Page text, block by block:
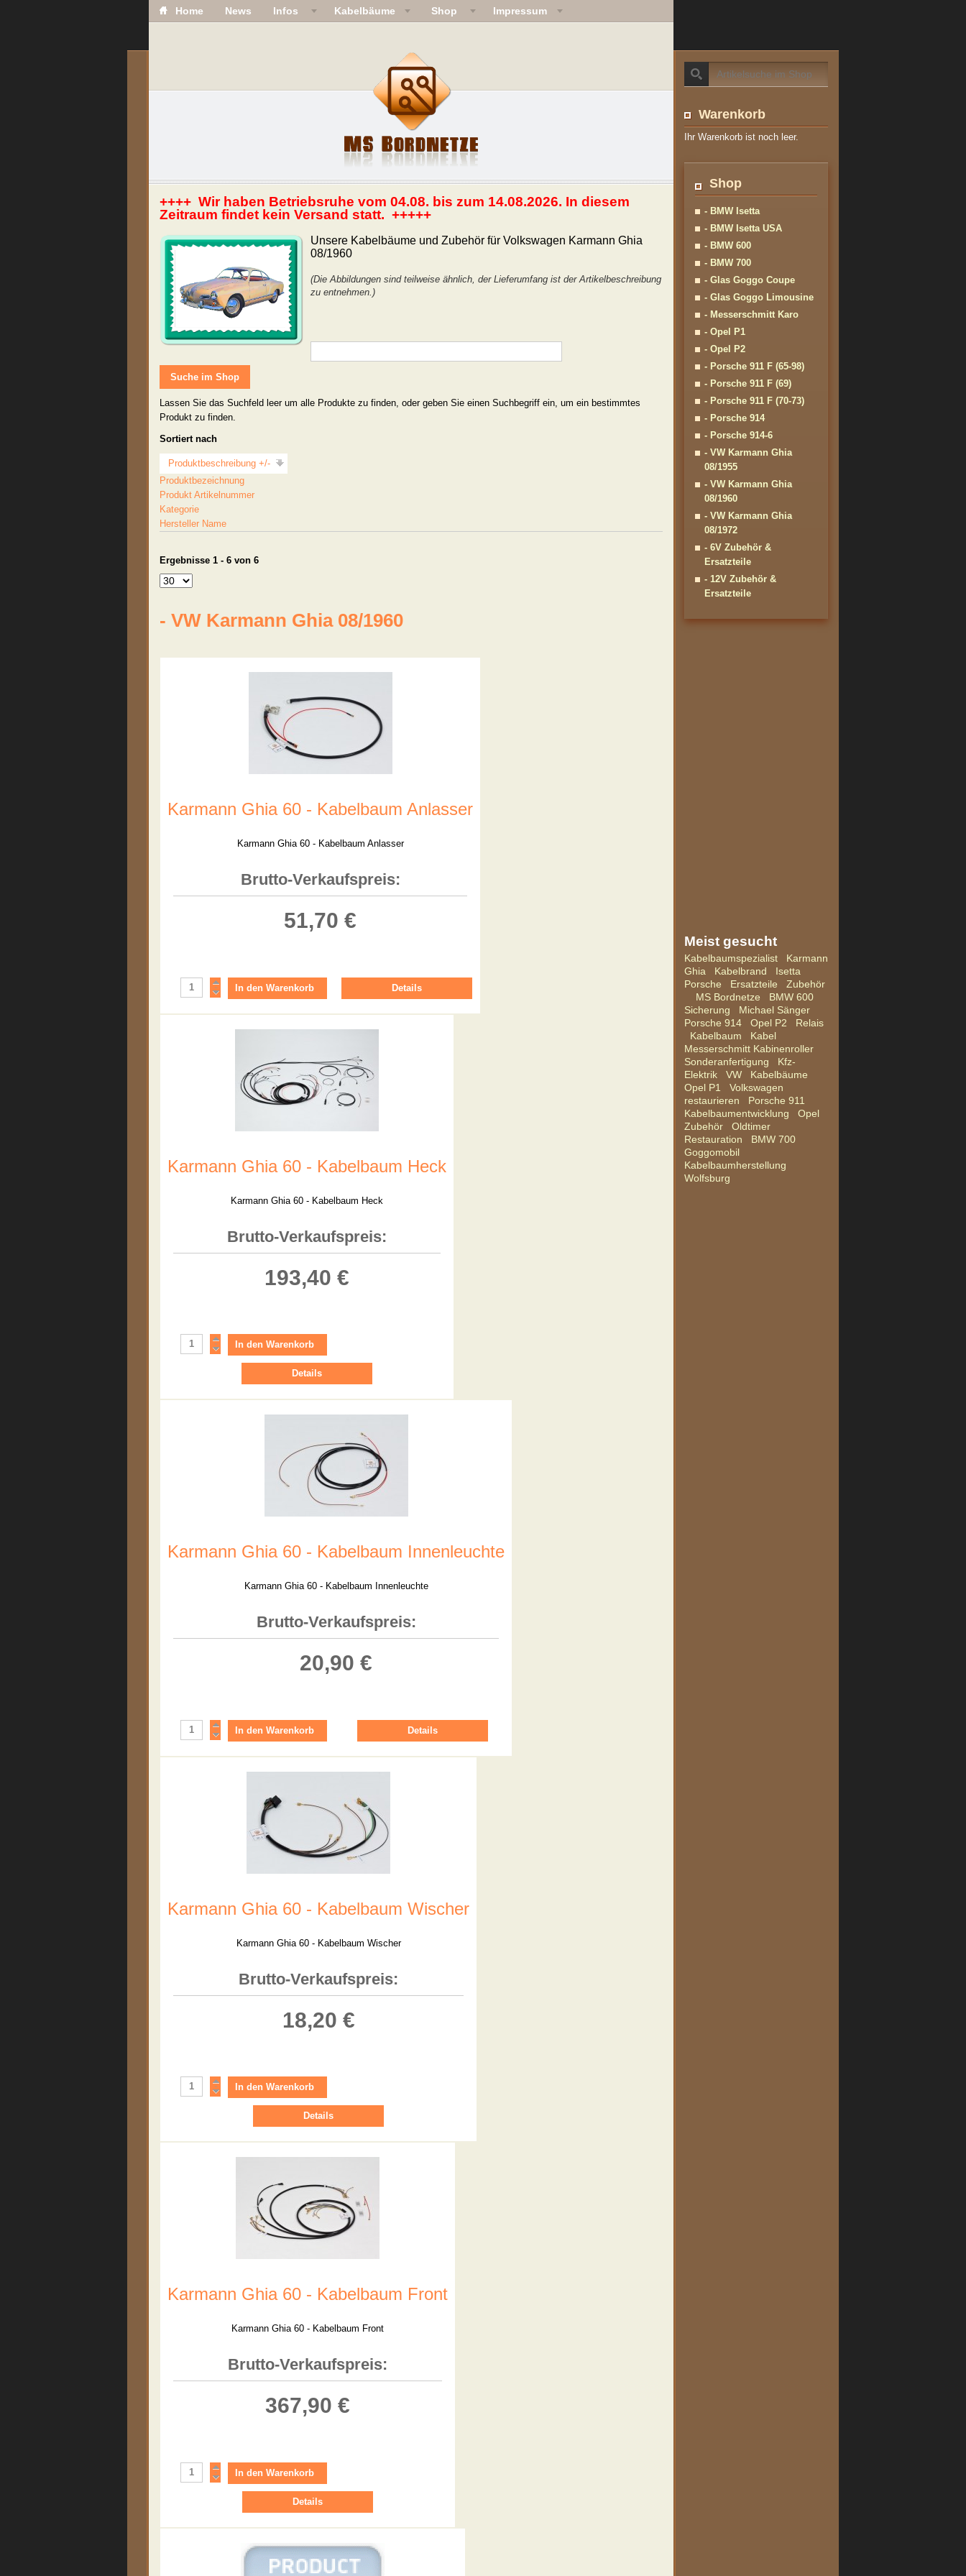
Home News Infos Kabelbäume Shop Impressum
++++ Wir haben Betriebsruhe vom 04.08. bis zum 14.08.2026. In diesem
Zeitraum findet kein Versand statt. +++++
Unsere Kabelbäume und Zubehör für Volkswagen Karmann Ghia
08/1960
(Die Abbildungen sind teilweise ähnlich, der Lieferumfang ist der Artikelbeschreibung
zu entnehmen.)
Lassen Sie das Suchfeld leer um alle Produkte zu finden, oder geben Sie einen Suchbegriff ein, um ein bestimmtes
Produkt zu finden.
Sortiert nach
Produktbeschreibung +/-
Produktbezeichnung
Produkt Artikelnummer
Kategorie
Hersteller Name
Ergebnisse 1 - 6 von 6
- VW Karmann Ghia 08/1960
Karmann Ghia 60 - Kabelbaum Anlasser
Karmann Ghia 60 - Kabelbaum Anlasser
Brutto-Verkaufspreis:
51,70 €
Details
Karmann Ghia 60 - Kabelbaum Heck
Karmann Ghia 60 - Kabelbaum Heck
Brutto-Verkaufspreis:
193,40 €
Details
Karmann Ghia 60 - Kabelbaum Innenleuchte
Karmann Ghia 60 - Kabelbaum Innenleuchte
Brutto-Verkaufspreis:
20,90 €
Details
Karmann Ghia 60 - Kabelbaum Wischer
Karmann Ghia 60 - Kabelbaum Wischer
Brutto-Verkaufspreis:
18,20 €
Details
Karmann Ghia 60 - Kabelbaum Front
Karmann Ghia 60 - Kabelbaum Front
Brutto-Verkaufspreis:
367,90 €
Details
Warenkorb
Ihr Warenkorb ist noch leer.
Shop
- BMW Isetta
- BMW Isetta USA
- BMW 600
- BMW 700
- Glas Goggo Coupe
- Glas Goggo Limousine
- Messerschmitt Karo
- Opel P1
- Opel P2
- Porsche 911 F (65-98)
- Porsche 911 F (69)
- Porsche 911 F (70-73)
- Porsche 914
- Porsche 914-6
- VW Karmann Ghia
08/1955
- VW Karmann Ghia
08/1960
- VW Karmann Ghia
08/1972
- 6V Zubehör &
Ersatzteile
- 12V Zubehör &
Ersatzteile
Meist gesucht
Kabelbaumspezialist
Karmann
Ghia
Kabelbrand
Isetta
Porsche
Ersatzteile
Zubehör
MS Bordnetze
BMW 600
Sicherung
Michael Sänger
Porsche 914
Opel P2
Relais
Kabelbaum
Kabel
Messerschmitt Kabinenroller
Sonderanfertigung
Kfz-
Elektrik
VW
Kabelbäume
Opel P1
Volkswagen
restaurieren
Porsche 911
Kabelbaumentwicklung
Opel
Zubehör
Oldtimer
Restauration
BMW 700
Goggomobil
Kabelbaumherstellung
Wolfsburg